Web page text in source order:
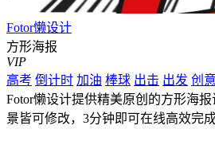
Fotor懒设计
方形海报
VIP
高考 倒计时 加油 棒球 出击 出发 创意
Fotor懒设计提供精美原创的方形海
景皆可修改，3分钟即可在线高效完